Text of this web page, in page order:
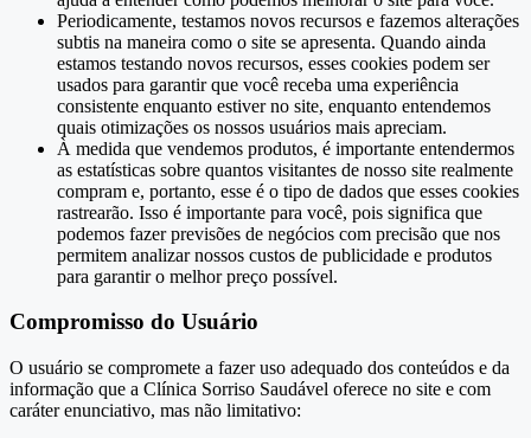
Periodicamente, testamos novos recursos e fazemos alterações
subtis na maneira como o site se apresenta. Quando ainda
estamos testando novos recursos, esses cookies podem ser
usados ​​para garantir que você receba uma experiência
consistente enquanto estiver no site, enquanto entendemos
quais otimizações os nossos usuários mais apreciam.
À medida que vendemos produtos, é importante entendermos
as estatísticas sobre quantos visitantes de nosso site realmente
compram e, portanto, esse é o tipo de dados que esses cookies
rastrearão. Isso é importante para você, pois significa que
podemos fazer previsões de negócios com precisão que nos
permitem analizar nossos custos de publicidade e produtos
para garantir o melhor preço possível.
Compromisso do Usuário
O usuário se compromete a fazer uso adequado dos conteúdos e da
informação que a Clínica Sorriso Saudável oferece no site e com
caráter enunciativo, mas não limitativo: